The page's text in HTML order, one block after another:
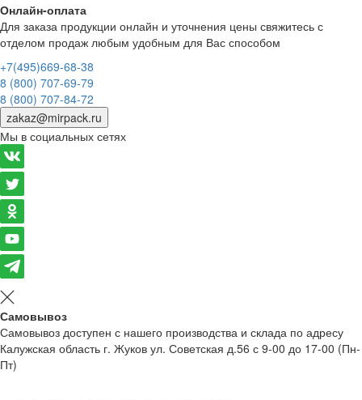
Онлайн-оплата
Для заказа продукции онлайн и уточнения цены свяжитесь с
отделом продаж любым удобным для Вас способом
+7(495)669-68-38
8 (800) 707-69-79
8 (800) 707-84-72
zakaz@mirpack.ru
Мы в социальных сетях
Самовывоз
Самовывоз доступен с нашего производства и склада по адресу
Калужская область г. Жуков ул. Советская д.56 с 9-00 до 17-00 (Пн-
Пт)